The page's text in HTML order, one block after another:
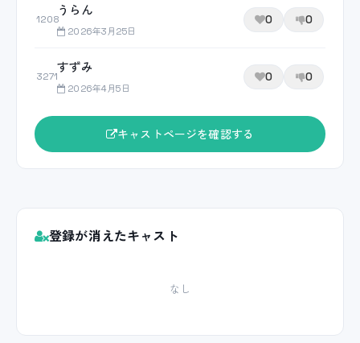
1208
うらん
2026年3月25日
0 0
3271
すずみ
2026年4月5日
0 0
キャストページを確認する
登録が消えたキャスト
なし